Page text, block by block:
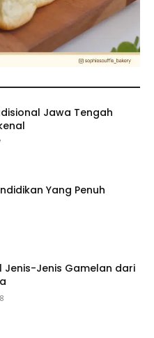
Jawa Tengah
Yang Penuh
Jenis-Jenis Gamelan dari